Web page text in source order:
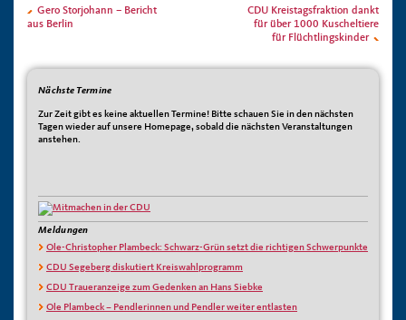
Gero Storjohann – Bericht
aus Berlin
CDU Kreistagsfraktion dankt
für über 1000 Kuscheltiere
für Flüchtlingskinder
Nächste Termine
Zur Zeit gibt es keine aktuellen Termine! Bitte schauen Sie in den nächsten
Tagen wieder auf unsere Homepage, sobald die nächsten Veranstaltungen
anstehen.
Meldungen
Ole-Christopher Plambeck: Schwarz-Grün setzt die richtigen Schwerpunkte
CDU Segeberg diskutiert Kreiswahlprogramm
CDU Traueranzeige zum Gedenken an Hans Siebke
Ole Plambeck – Pendlerinnen und Pendler weiter entlasten